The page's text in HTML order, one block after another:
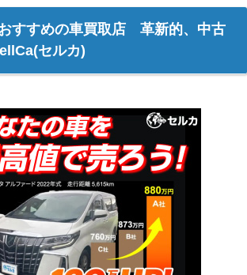
すすめの車買取店 革新的、中古
セルカ)